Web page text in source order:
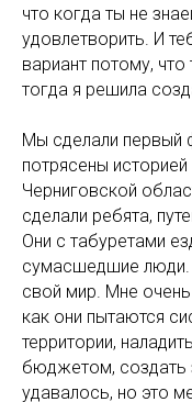
что когда ты не
удовлетворить. И
вариант потому,
тогда я решила
Мы сделали первый
потрясены
Черниговской
сделали ребята,
Они с табуретами
сумасшедшие люди.
свой мир. Мне
как они пытаются
территории,
бюджетом, создать
удавалось, но это